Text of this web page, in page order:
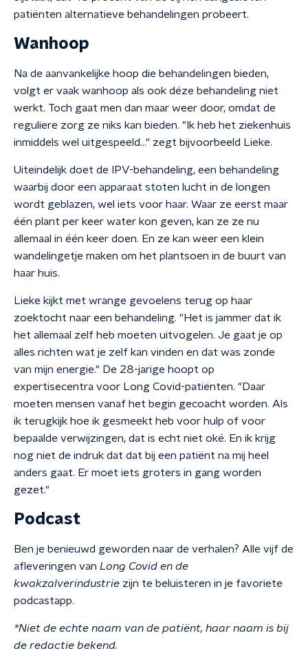
patiënten alternatieve behandelingen probeert.
Wanhoop
Na de aanvankelijke hoop die behandelingen bieden,
volgt er vaak wanhoop als ook déze behandeling niet
werkt. Toch gaat men dan maar weer door, omdat de
reguliere zorg ze niks kan bieden. "Ik heb het ziekenhuis
inmiddels wel uitgespeeld…" zegt bijvoorbeeld Lieke.
Uiteindelijk doet de IPV-behandeling, een behandeling
waarbij door een apparaat stoten lucht in de longen
wordt geblazen, wel iets voor haar. Waar ze eerst maar
één plant per keer water kon geven, kan ze ze nu
allemaal in één keer doen. En ze kan weer een klein
wandelingetje maken om het plantsoen in de buurt van
haar huis.
Lieke kijkt met wrange gevoelens terug op haar
zoektocht naar een behandeling. "Het is jammer dat ik
het allemaal zelf heb moeten uitvogelen. Je gaat je op
alles richten wat je zelf kan vinden en dat was zonde
van mijn energie." De 28-jarige hoopt op
expertisecentra voor Long Covid-patiënten. "Daar
moeten mensen vanaf het begin gecoacht worden. Als
ik terugkijk hoe ik gesmeekt heb voor hulp of voor
bepaalde verwijzingen, dat is echt niet oké. En ik krijg
nog niet de indruk dat dat bij een patiënt na mij heel
anders gaat. Er moet iets groters in gang worden
gezet."
Podcast
Ben je benieuwd geworden naar de verhalen? Alle vijf de
afleveringen van Long Covid en de
kwakzalverindustrie zijn te beluisteren in je favoriete
podcastapp.
*Niet de echte naam van de patiënt, haar naam is bij
de redactie bekend.